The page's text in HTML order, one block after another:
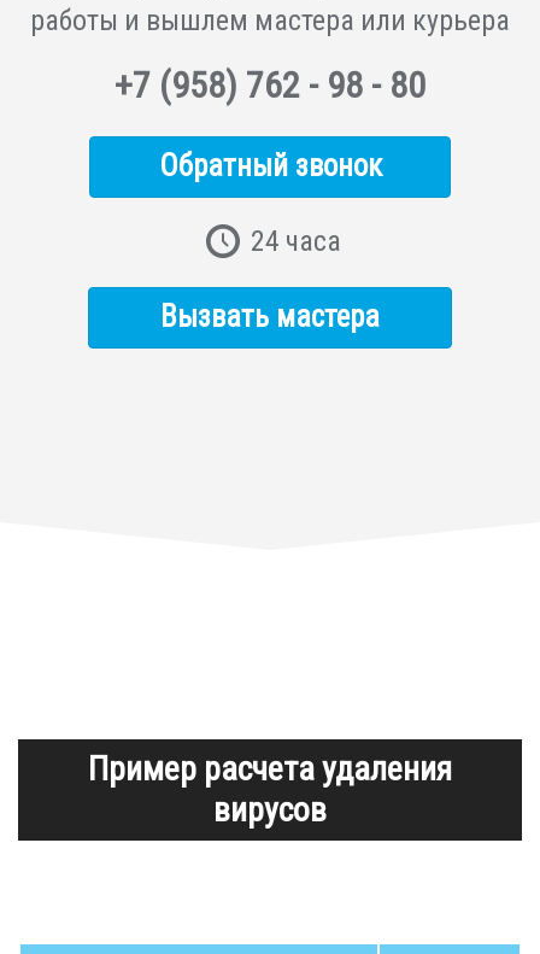
работы и вышлем мастера или курьера
+7 (958) 762 - 98 - 80
Обратный звонок
24 часа
Вызвать мастера
Пример расчета удаления
вирусов